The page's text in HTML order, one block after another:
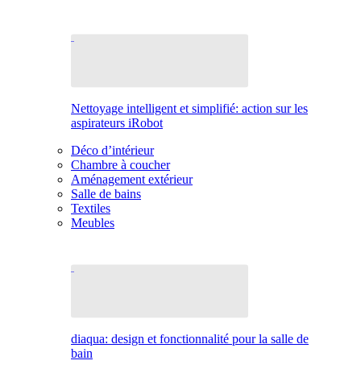
Nettoyage intelligent et simplifié: action sur les
aspirateurs iRobot
Déco d’intérieur
Chambre à coucher
Aménagement extérieur
Salle de bains
Textiles
Meubles
diaqua: design et fonctionnalité pour la salle de
bain